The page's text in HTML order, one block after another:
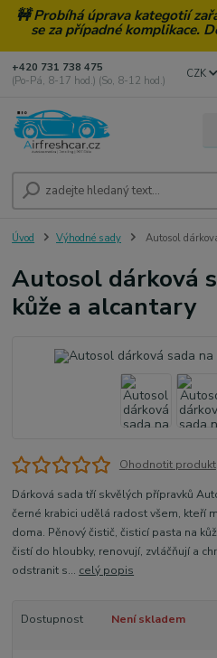
🚧 Probíhá úprava kategotií
se za případné komplikace.
CZK
+420 731 738 475
(Po-Pá, 8-17 hod.) (So, 8-12 hod.)
Úvod Výhodné sady Autosol
Autosol dárková
kůže a alcantary
Ohodnotit produkt
Dárková sada tří skvělých přípravků
černé krabici udělá radost všem, kteří
doma. Pěnový čistič, čisticí pasta na
čistí do hloubky, renovují, zvláčňují a
odstranit s... celý popis
Dostupnost Není skladem